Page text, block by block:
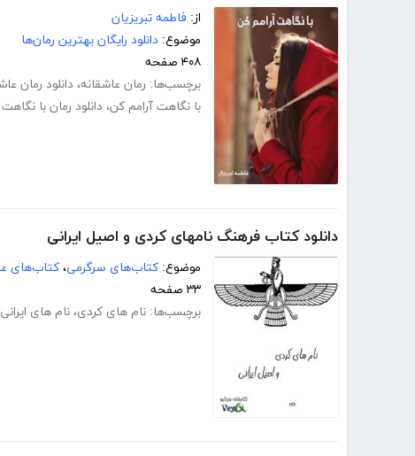
از: فاطمه تبریزیان
موضوع: دانلود رایگان بهترین رمان‌ها
۴۰۸ صفحه
برچسب‌ها: رمان عاشقانه، دانلود رمان
با نگاهت آرامم کن، دانلود رمان با
دانلود کتاب فرهنگ نامهای کردی و اصیل ایرانی
موضوع: کتاب‌های سرگرمی، کتاب‌های
۳۳ صفحه
برچسب‌ها: نام های کردی، نام های ایرانی